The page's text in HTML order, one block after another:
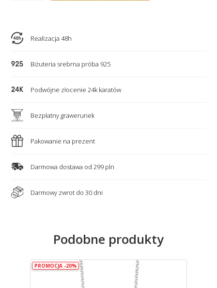
-
2
serca
krzyżyk
Realizacja 48h
Biżuteria srebrna próba 925
Podwójne złocenie 24k karatów
Bezpłatny grawerunek
Pakowanie na prezent
Darmowa dostawa od 299 pln
Darmowy zwrot do 30 dni
Podobne produkty
PROMOCJA -20%